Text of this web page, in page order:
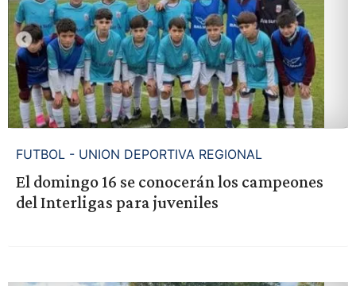
FUTBOL - UNION DEPORTIVA REGIONAL
El domingo 16 se conocerán los campeones
del Interligas para juveniles